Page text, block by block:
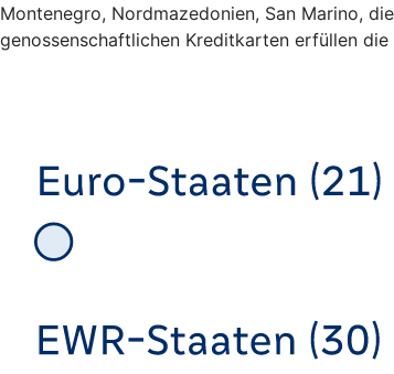
Montenegro, Nordmazedonien, San Marino,
genossenschaftlichen Kreditkarten erfüllen